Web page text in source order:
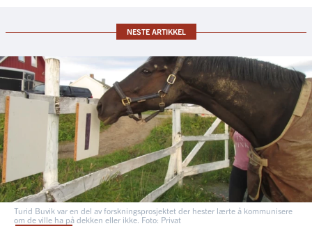
NESTE ARTIKKEL
Turid Buvik var en del av forskningsprosjektet der hester lærte å kommunisere
om de ville ha på dekken eller ikke. Foto: Privat